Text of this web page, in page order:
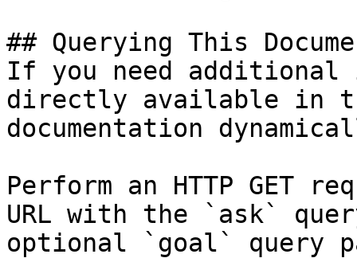
## Querying This
If you need
directly available in
documentation
Perform an HTTP GET
URL with the `ask`
optional `goal` query